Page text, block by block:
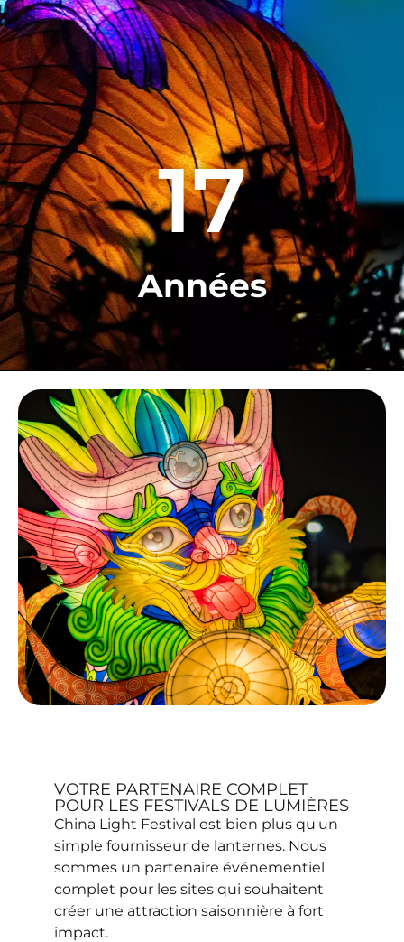
Années
17
VOTRE PARTENAIRE COMPLET
POUR LES FESTIVALS DE LUMIÈRES
China Light Festival est bien plus qu'un
simple fournisseur de lanternes. Nous
sommes un partenaire événementiel
complet pour les sites qui souhaitent
créer une attraction saisonnière à fort
impact.